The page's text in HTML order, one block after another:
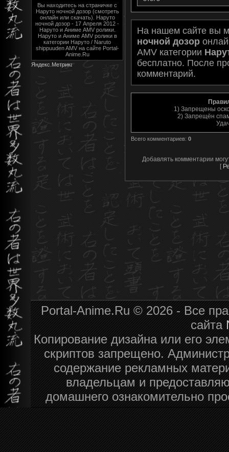
Вы находитесь на страничке с
Наруто ночной дозор (смотреть
онлайн или скачать). Наруто
ночной дозор - 17 Апреля 2012 -
Наруто и Аниме AMV ролики.
Наруто и Аниме AMV ролики в
категории Наруто / Naruto
shippuuden AMV на сайте Portal-
Anime.Ru
На нашем сайте вы
ночной дозор
AMV категории
бесплатно. После
комментарий.
1) Запрещены
2) Запрещён
Всего комментариев: 0
Добавлять комментарии
[
Portal-Anime.Ru © 2026 - Все
сайта
Копирование дизайна или его
скриптов запрещено.
содержание рекламных
владельцам и
домашнего ознакомительно